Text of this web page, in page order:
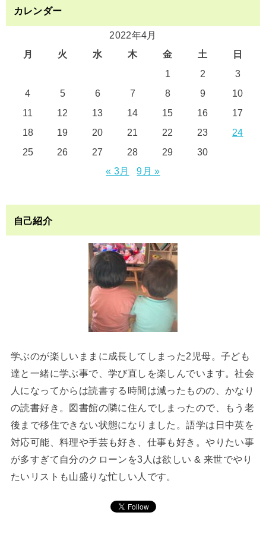
カレンダー
2022年4月
月
火 水 木 金 土
日
1
2
3
4
5 6 7 8 9
10
11
12 13 14 15 16
17
18
19 20 21 22 23
24
25
26 27 28 29
30
« 3月
9月 »
自己紹介
学ぶのが楽しいままに成長してしまった2児母。子ども
達と一緒に学ぶ事で、学び直しを楽しんでいます。社会
人になってからは読書する時間は減ったものの、かなり
の読書好き。図書館の隣に住んでしまったので、もう老
後まで移住できない状態になりました。語学は日中英を
対応可能、料理や手芸も好き、仕事も好き。やりたい事
が多すぎて自分のクローンを3人は欲しい & 来世でやり
たいリストも山盛りな忙しい人です。